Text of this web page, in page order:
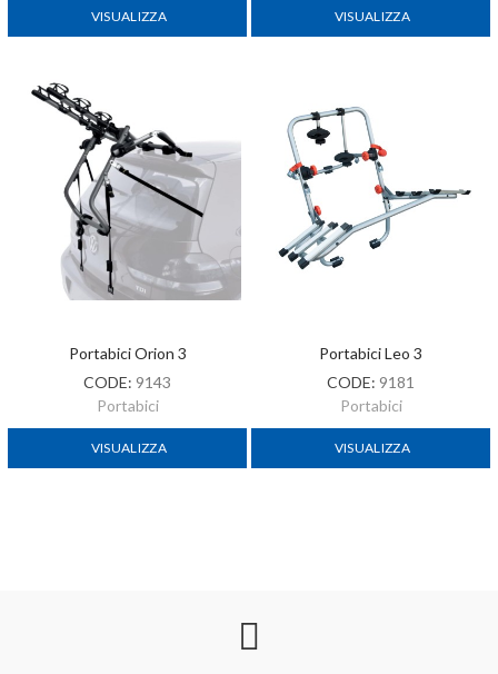
VISUALIZZA VISUALIZZA
Portabici Orion 3
CODE: 9143
Portabici
VISUALIZZA
Portabici Leo 3
CODE: 9181
Portabici
VISUALIZZA